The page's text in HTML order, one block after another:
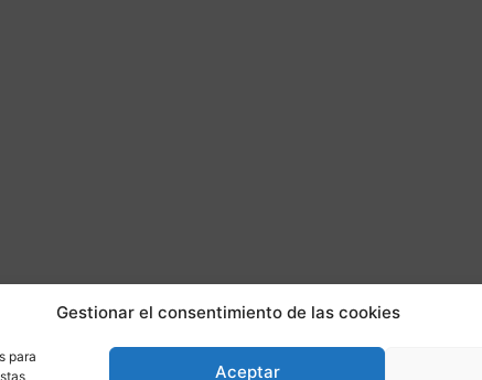
Gestionar el consentimiento de las cookies
para
Aceptar